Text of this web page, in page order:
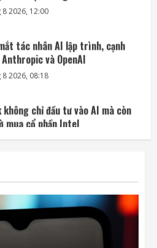
2026, 08:18
2026, 22:27
robot hình người
2026, 22:20
Tesla đầu tư 16,8 tỷ USD xây
AI tại Texas